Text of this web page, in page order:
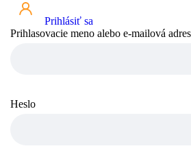
Prihlásiť sa
Prihlasovacie meno alebo e-mailová
Heslo